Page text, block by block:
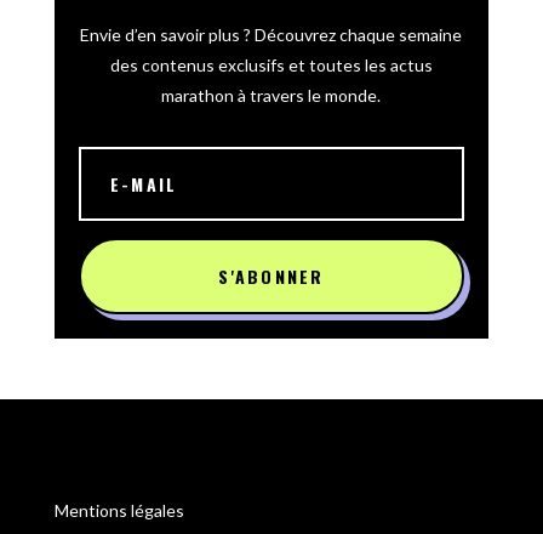
Envie d’en savoir plus ? Découvrez chaque semaine
des contenus exclusifs et toutes les actus
marathon à travers le monde.
S'ABONNER
Mentions légales